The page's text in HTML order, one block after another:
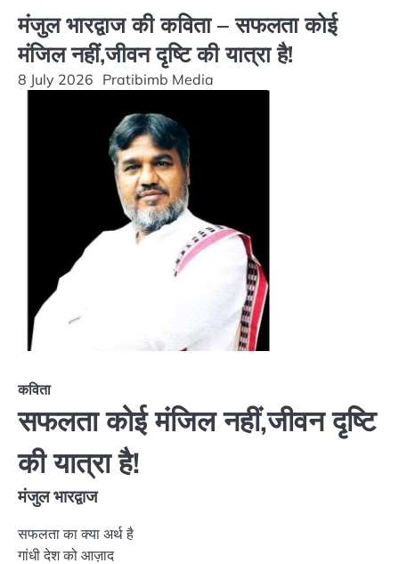
मंजुल भारद्वाज की कविता – सफलता कोई
मंजिल नहीं,जीवन दृष्टि की यात्रा है!
8 July 2026 Pratibimb Media
कविता
सफलता कोई मंजिल नहीं,जीवन दृष्टि
की यात्रा है!
मंजुल भारद्वाज
सफलता का क्या अर्थ है
गांधी देश को आज़ाद